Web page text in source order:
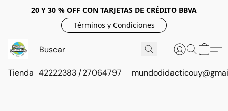
20 Y 30 % OFF CON TARJETAS DE CRÉDITO BBVA
Términos y Condiciones
Tienda 42222383 / 27064797